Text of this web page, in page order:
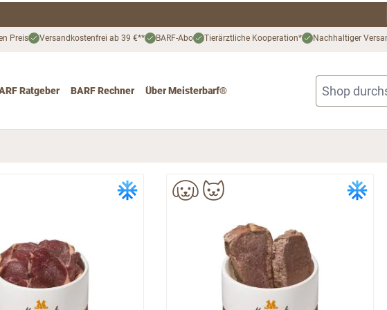
Preis Versandkostenfrei ab 39 €** BARF-Abo Tierärztliche Kooperation* Nachhaltiger
Ratgeber BARF Rechner Über Meisterbarf®
Shop